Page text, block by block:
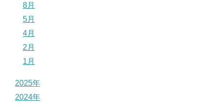
8月
5月
4月
2月
1月
2025年
2024年